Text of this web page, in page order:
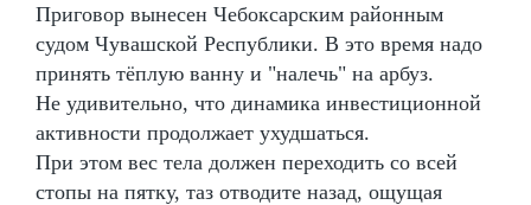
Приговор вынесен Чебоксарским районным
судом Чувашской Республики. В это время надо
принять тёплую ванну и "налечь" на арбуз.
Не удивительно, что динамика инвестиционной
активности продолжает ухудшаться.
При этом вес тела должен переходить со всей
стопы на пятку, таз отводите назад, ощущая